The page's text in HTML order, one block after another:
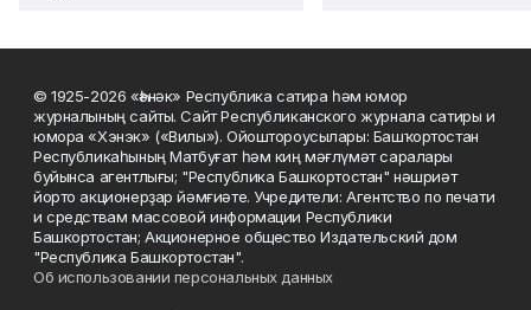
© 1925-2026 «Һәнәк» Республика сатира һәм юмор
журналының сайты. Сайт Республиканского журнала сатиры и
юмора «Хэнэк» («Вилы»). Ойоштороусылары: Башҡортостан
Республикаһының Матбуғат һәм киң мәғлүмәт саралары
буйынса агентлығы; "Республика Башкортостан" нәшриәт
йорто акционерҙар йәмғиәте. Учредители: Агентство по печати
и средствам массовой информации Республики
Башкортостан; Акционерное общество Издательский дом
"Республика Башкортостан".
Об использовании персональных данных